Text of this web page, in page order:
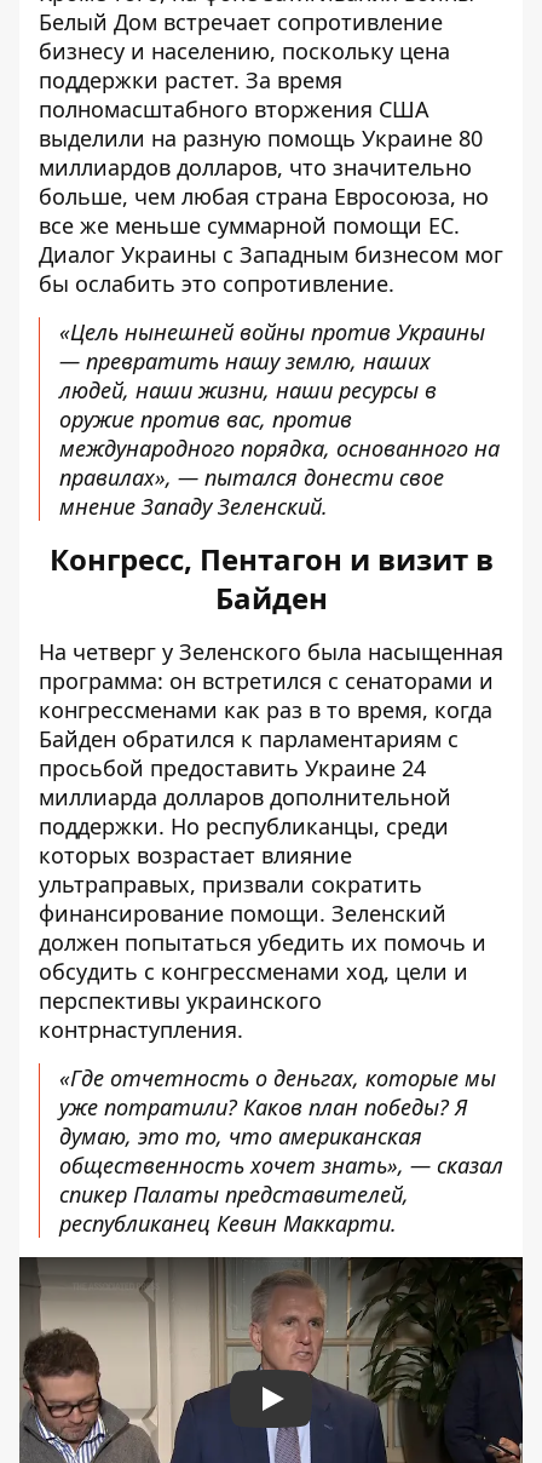
Белый Дом встречает сопротивление
бизнесу и населению, поскольку цена
поддержки растет. За время
полномасштабного вторжения США
выделили на разную помощь Украине 80
миллиардов долларов, что значительно
больше, чем любая страна Евросоюза, но
все же меньше суммарной помощи ЕС.
Диалог Украины с Западным бизнесом мог
бы ослабить это сопротивление.
«Цель нынешней войны против Украины
— превратить нашу землю, наших
людей, наши жизни, наши ресурсы в
оружие против вас, против
международного порядка, основанного на
правилах», — пытался донести свое
мнение Западу Зеленский.
Конгресс, Пентагон и визит в
Байден
На четверг у Зеленского была насыщенная
программа: он встретился с сенаторами и
конгрессменами как раз в то время, когда
Байден обратился к парламентариям с
просьбой предоставить Украине 24
миллиарда долларов дополнительной
поддержки. Но республиканцы, среди
которых возрастает влияние
ультраправых, призвали сократить
финансирование помощи. Зеленский
должен попытаться убедить их помочь и
обсудить с конгрессменами ход, цели и
перспективы украинского
контрнаступления.
«Где отчетность о деньгах, которые мы
уже потратили? Каков план победы? Я
думаю, это то, что американская
общественность хочет знать», — сказал
спикер Палаты представителей,
республиканец Кевин Маккарти.
Play